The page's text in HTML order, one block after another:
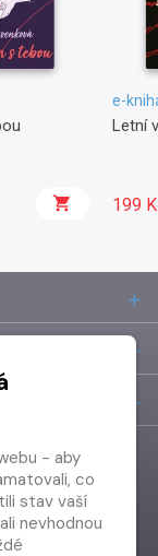
e-
Letní
199
- aby
co
stav vaší
nevhodnou